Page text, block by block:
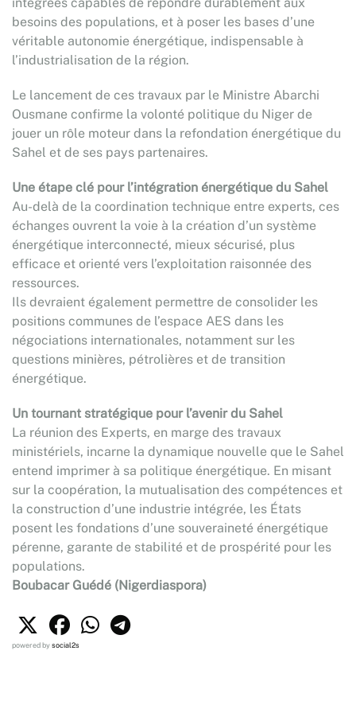
besoins des populations, et à poser les bases d’une
véritable autonomie énergétique, indispensable à
l’industrialisation de la région.
Le lancement de ces travaux par le Ministre Abarchi
Ousmane confirme la volonté politique du Niger de
jouer un rôle moteur dans la refondation énergétique du
Sahel et de ses pays partenaires.
Une étape clé pour l’intégration énergétique du Sahel
Au-delà de la coordination technique entre experts, ces
échanges ouvrent la voie à la création d’un système
énergétique interconnecté, mieux sécurisé, plus
efficace et orienté vers l’exploitation raisonnée des
ressources.
Ils devraient également permettre de consolider les
positions communes de l’espace AES dans les
négociations internationales, notamment sur les
questions minières, pétrolières et de transition
énergétique.
Un tournant stratégique pour l’avenir du Sahel
La réunion des Experts, en marge des travaux
ministériels, incarne la dynamique nouvelle que le Sahel
entend imprimer à sa politique énergétique. En misant
sur la coopération, la mutualisation des compétences et
la construction d’une industrie intégrée, les États
posent les fondations d’une souveraineté énergétique
pérenne, garante de stabilité et de prospérité pour les
populations.
Boubacar Guédé (Nigerdiaspora)
powered bysocial2s